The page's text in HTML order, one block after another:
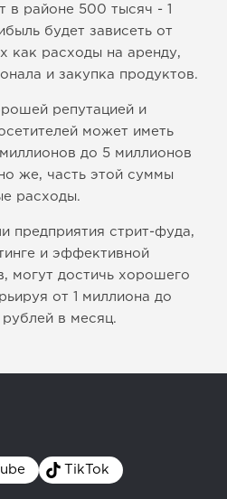
в районе 500 тысяч - 1
будет зависеть от
как расходы на аренду,
и закупка продуктов.
репутацией и
может иметь
до 5 миллионов
же, часть этой суммы
расходы.
предприятия стрит-фуда,
и эффективной
могут достичь хорошего
от 1 миллиона до
в месяц.
TikTok